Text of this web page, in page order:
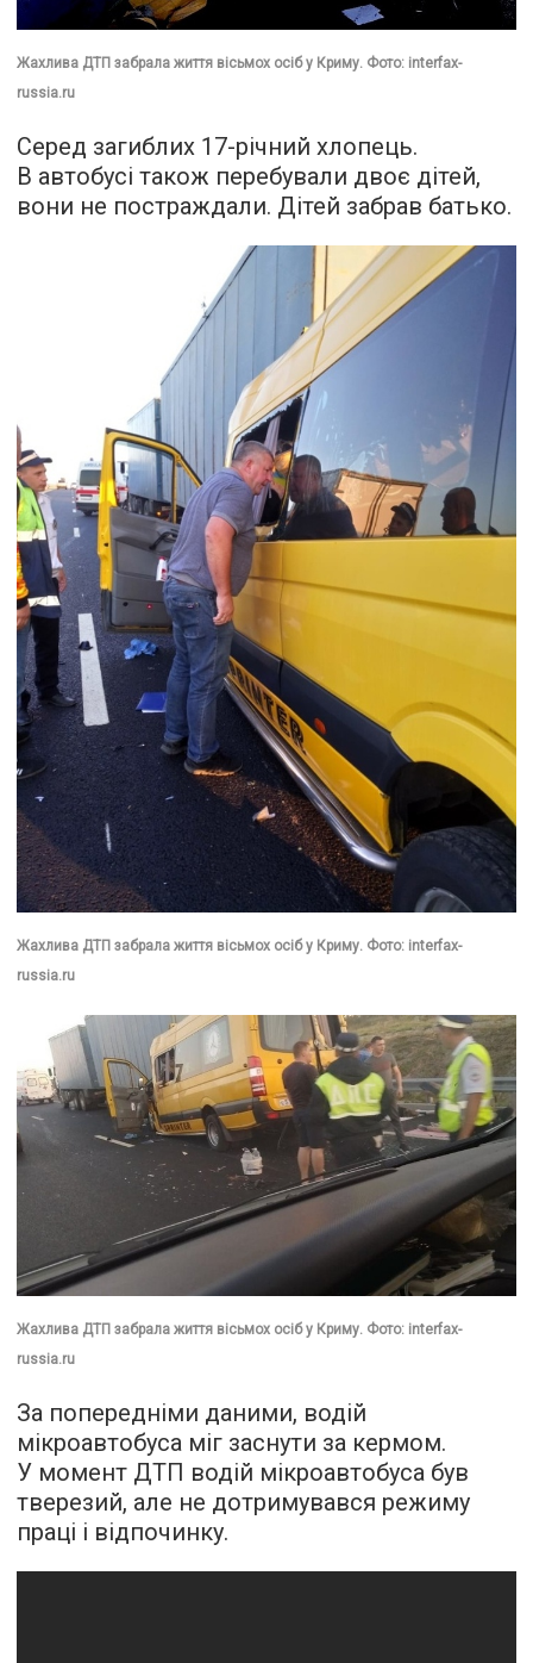
Жахлива ДТП забрала життя вісьмох осіб у Криму. Фото: interfax-
russia.ru
Серед загиблих 17-річний хлопець.
В автобусі також перебували двоє дітей,
вони не постраждали. Дітей забрав батько.
Жахлива ДТП забрала життя вісьмох осіб у Криму. Фото: interfax-
russia.ru
Жахлива ДТП забрала життя вісьмох осіб у Криму. Фото: interfax-
russia.ru
За попередніми даними, водій
мікроавтобуса міг заснути за кермом.
У момент ДТП водій мікроавтобуса був
тверезий, але не дотримувався режиму
праці і відпочинку.